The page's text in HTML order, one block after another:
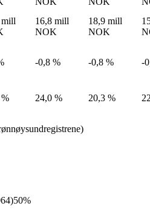
mill
16,8 mill
NOK
18,9 mill
NOK
-0,8 % -0,8 % -
24,0 % 20,3 %
)50%